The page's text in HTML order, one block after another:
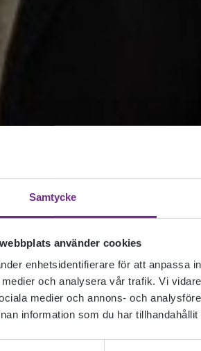
Samtycke
använder cookies
enhetsidentifierare för att anpassa
och analysera vår trafik. Vi
medier och annons- och
information som du har